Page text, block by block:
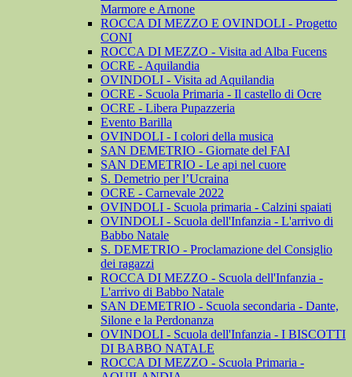
Marmore e Arnone
ROCCA DI MEZZO E OVINDOLI - Progetto
CONI
ROCCA DI MEZZO - Visita ad Alba Fucens
OCRE - Aquilandia
OVINDOLI - Visita ad Aquilandia
OCRE - Scuola Primaria - Il castello di Ocre
OCRE - Libera Pupazzeria
Evento Barilla
OVINDOLI - I colori della musica
SAN DEMETRIO - Giornate del FAI
SAN DEMETRIO - Le api nel cuore
S. Demetrio per l’Ucraina
OCRE - Carnevale 2022
OVINDOLI - Scuola primaria - Calzini spaiati
OVINDOLI - Scuola dell'Infanzia - L'arrivo di
Babbo Natale
S. DEMETRIO - Proclamazione del Consiglio
dei ragazzi
ROCCA DI MEZZO - Scuola dell'Infanzia -
L'arrivo di Babbo Natale
SAN DEMETRIO - Scuola secondaria - Dante,
Silone e la Perdonanza
OVINDOLI - Scuola dell'Infanzia - I BISCOTTI
DI BABBO NATALE
ROCCA DI MEZZO - Scuola Primaria -